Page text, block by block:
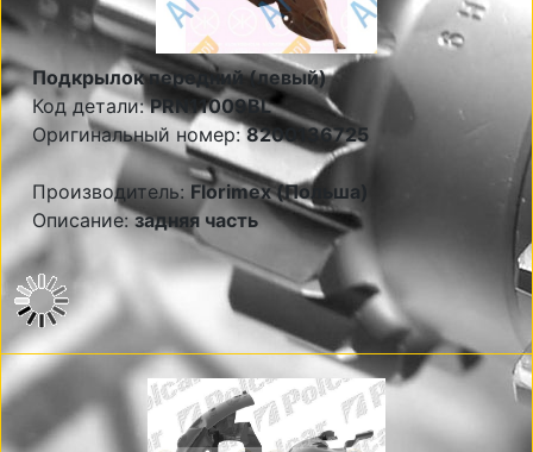
Подкрылок передний (левый)
Код детали:PRN11009BL
Оригинальный номер:8200136725
Производитель: Florimex (Польша)
Описание:задняя часть